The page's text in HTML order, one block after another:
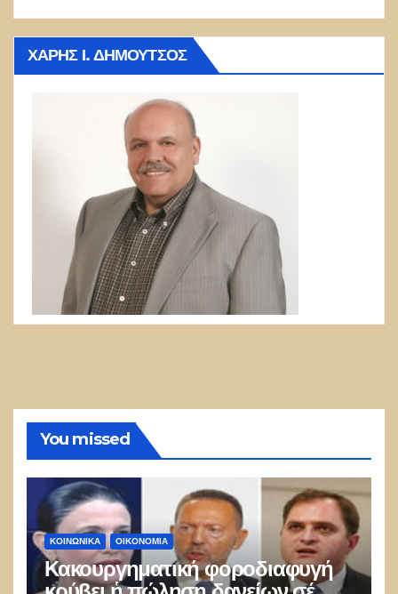
ΧΆΡΗΣ Ι. ΔΗΜΟΎΤΣΟΣ
You missed
ΚΟΙΝΩΝΙΚΑ ΟΙΚΟΝΟΜΙΑ
Κακουργηματική φοροδιαφυγή